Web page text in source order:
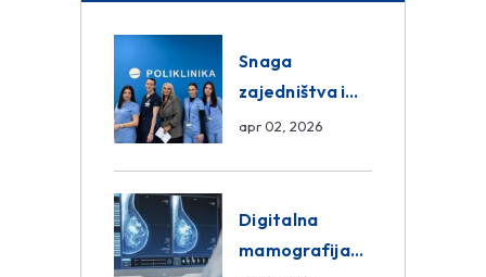
Snaga
zajedništva i
razmjena
Group
apr 02, 2026
Digitalna
mamografija